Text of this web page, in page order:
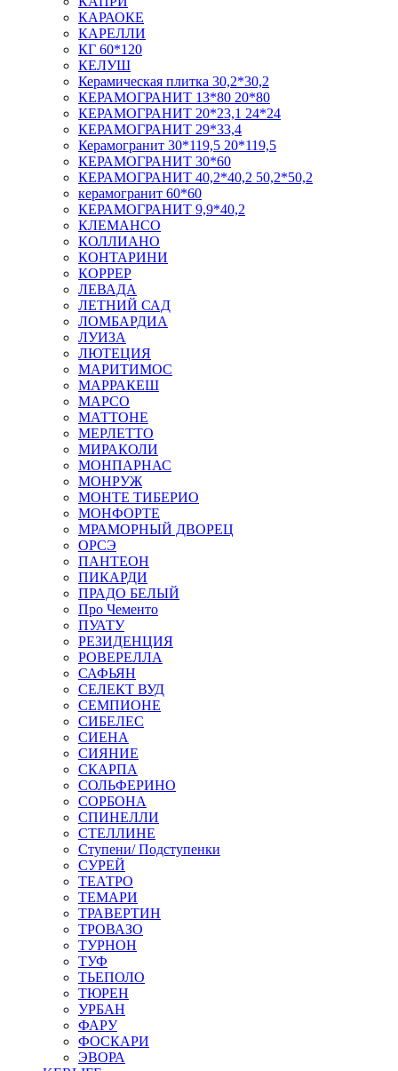
КАРАОКЕ
КАРЕЛЛИ
КГ 60*120
КЕЛУШ
Керамическая плитка 30,2*30,2
КЕРАМОГРАНИТ 13*80 20*80
КЕРАМОГРАНИТ 20*23,1 24*24
КЕРАМОГРАНИТ 29*33,4
Керамогранит 30*119,5 20*119,5
КЕРАМОГРАНИТ 30*60
КЕРАМОГРАНИТ 40,2*40,2 50,2*50,2
керамогранит 60*60
КЕРАМОГРАНИТ 9,9*40,2
КЛЕМАНСО
КОЛЛИАНО
КОНТАРИНИ
КОРРЕР
ЛЕВАДА
ЛЕТНИЙ САД
ЛОМБАРДИА
ЛУИЗА
ЛЮТЕЦИЯ
МАРИТИМОС
МАРРАКЕШ
МАРСО
МАТТОНЕ
МЕРЛЕТТО
МИРАКОЛИ
МОНПАРНАС
МОНРУЖ
МОНТЕ ТИБЕРИО
МОНФОРТЕ
МРАМОРНЫЙ ДВОРЕЦ
ОРСЭ
ПАНТЕОН
ПИКАРДИ
ПРАДО БЕЛЫЙ
Про Чементо
ПУАТУ
РЕЗИДЕНЦИЯ
РОВЕРЕЛЛА
САФЬЯН
СЕЛЕКТ ВУД
СЕМПИОНЕ
СИБЕЛЕС
СИЕНА
СИЯНИЕ
СКАРПА
СОЛЬФЕРИНО
СОРБОНА
СПИНЕЛЛИ
СТЕЛЛИНЕ
Ступени/ Подступенки
СУРЕЙ
ТЕАТРО
ТЕМАРИ
ТРАВЕРТИН
ТРОВАЗО
ТУРНОН
ТУФ
ТЬЕПОЛО
ТЮРЕН
УРБАН
ФАРУ
ФОСКАРИ
ЭВОРА